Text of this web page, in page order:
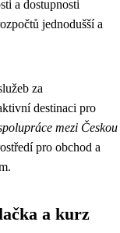
a dostupnosti
jednodušší a
za
destinaci pro
mezi Českou
pro obchod a
a kurz